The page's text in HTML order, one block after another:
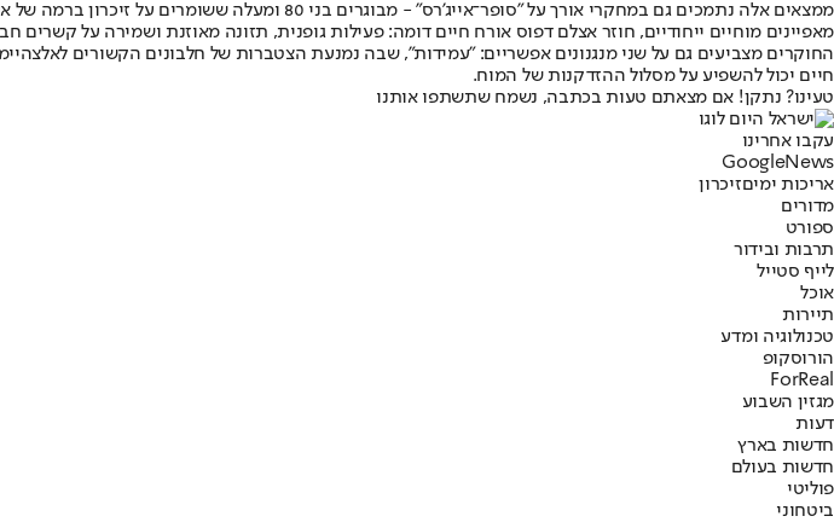
מאפיינים מוחיים ייחודיים, חוזר אצלם דפוס אורח חיים דומה: פעילות גופנית, תזונה מאוזנת ושמירה על קשרים
החוקרים מצביעים גם על שני מנגנונים אפשריים: "עמידות", שבה נמנעת הצטברות של חלבונים הקשורים
חיים יכול להשפיע על מסלול ההזדקנות של המוח.
טעינו? נתקן! אם מצאתם טעות בכתבה, נשמח שתשתפו אותנו
עקבו אחרינו
Googl eNews
אריכות ימיםזיכרון
מדורים
ספורט
תרבות ובידור
לייף סטייל
אוכל
תיירות
טכנולוגיה ומדע
הורוסקופ
ForReal
מגזין השבוע
דעות
חדשות בארץ
חדשות בעולם
פוליטי
ביטחוני